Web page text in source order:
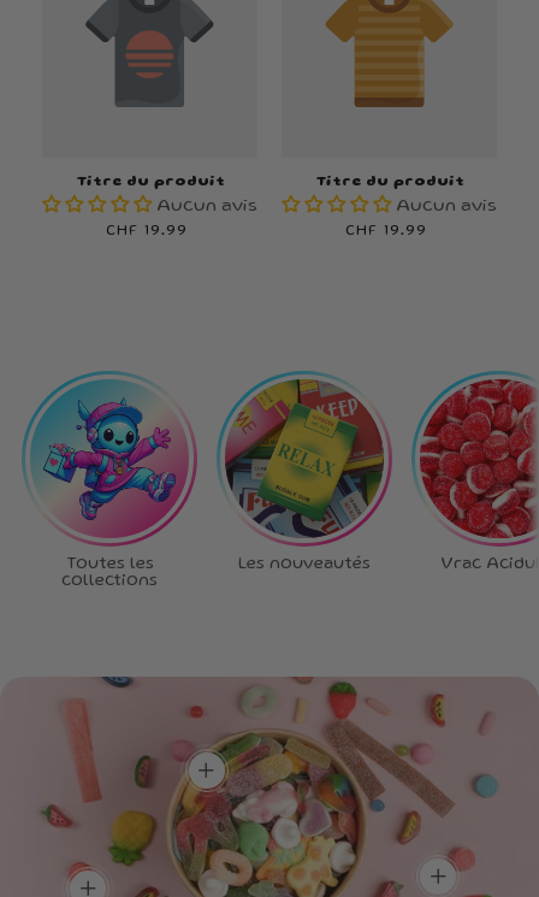
Titre du produit
Aucun avis
Prix
CHF 19.99
Titre du produit
Aucun avis
Prix
CHF 19.99
Toutes les
collections
Les nouveautés Vrac
add
add
Plein de goûts,
zéro routine !
Un mélange unique pour
découvrir de nouvelles
saveurs à chaque
bouchée.
add
couleurs, un max
de saveurs !
Une box aussi belle à
regarder que délicieuse à
dévorer.